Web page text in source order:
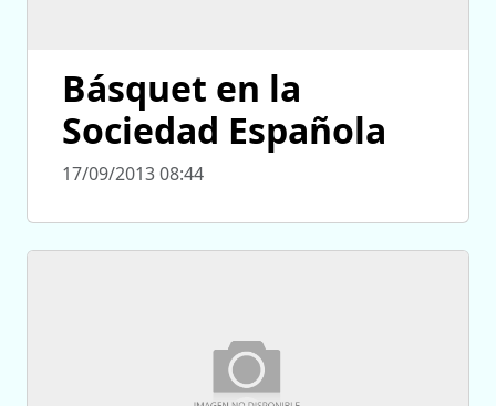
Básquet en la
Sociedad Española
17/09/2013 08:44